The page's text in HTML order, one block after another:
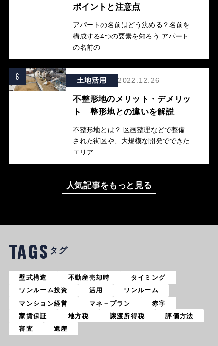
ポイントと注意点
アパートの名前はどう決める？名前を
構成する4つの要素を知ろう アパート
の名前の
6 土地活用 2022.12.26
不整形地のメリット・デメリッ
ト 整形地との違いを解説
不整形地とは？ 区画整理などで整備
された街区や、大規模な開発でできた
エリア
人気記事をもっと見る
TAGS タグ
壁式構造 不動産売却時
タイミング
ワンルーム投資
活用
ワンルーム
マンション経営
マネ－プラン
赤字
家賃保証
地方税 譲渡所得税
評価方法
審査
遺産